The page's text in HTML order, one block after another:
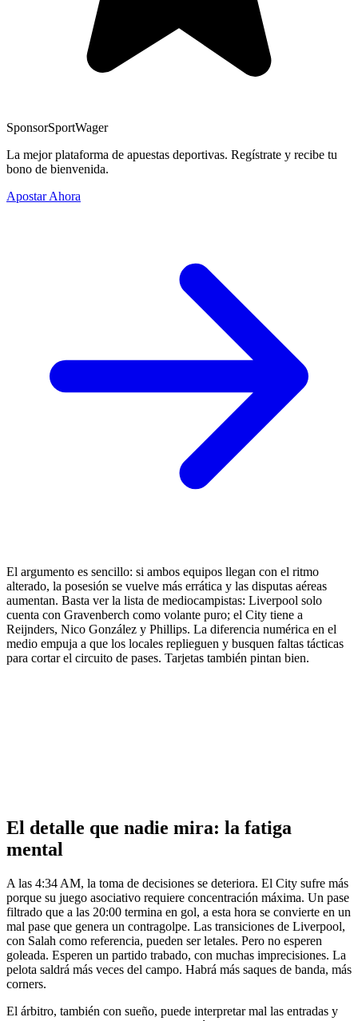
SponsorSportWager
La mejor plataforma de apuestas deportivas. Regístrate y recibe tu
bono de bienvenida.
Apostar Ahora
El argumento es sencillo: si ambos equipos llegan con el ritmo
alterado, la posesión se vuelve más errática y las disputas aéreas
aumentan. Basta ver la lista de mediocampistas: Liverpool solo
cuenta con Gravenberch como volante puro; el City tiene a
Reijnders, Nico González y Phillips. La diferencia numérica en el
medio empuja a que los locales replieguen y busquen faltas tácticas
para cortar el circuito de pases. Tarjetas también pintan bien.
El detalle que nadie mira: la fatiga
mental
A las 4:34 AM, la toma de decisiones se deteriora. El City sufre más
porque su juego asociativo requiere concentración máxima. Un pase
filtrado que a las 20:00 termina en gol, a esta hora se convierte en un
mal pase que genera un contragolpe. Las transiciones de Liverpool,
con Salah como referencia, pueden ser letales. Pero no esperen
goleada. Esperen un partido trabado, con muchas imprecisiones. La
pelota saldrá más veces del campo. Habrá más saques de banda, más
corners.
El árbitro, también con sueño, puede interpretar mal las entradas y